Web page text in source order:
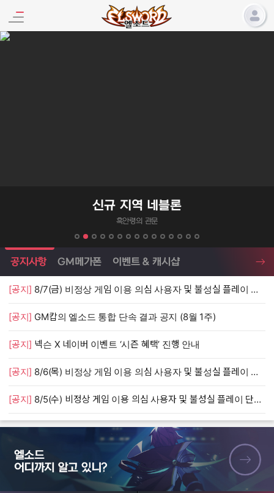
엘소드 프로모션
신규 지역 네블론
흑안령의 관문
엘소드 소식
공지사항 GM메가폰 이벤트 & 캐시샵
[공지] 8/7(금) 비정상 게임 이용 의심 사용자 및 불성실 플레이 단속 안내
[공지] GM캅의 엘소드 통합 단속 결과 공지 (8월 1주)
[공지] 넥슨 X 네이버 이벤트 ‘시즌 혜택’ 진행 안내
[공지] 8/6(목) 비정상 게임 이용 의심 사용자 및 불성실 플레이 단속 안내
[공지] 8/5(수) 비정상 게임 이용 의심 사용자 및 불성실 플레이 단속 안내
엘소드 어디까지 알고 있니?